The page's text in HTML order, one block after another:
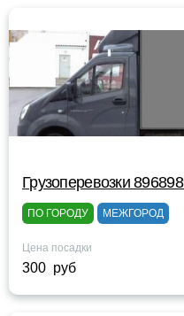
Грузоперевозки
ПО ГОРОДУ МЕЖГОРОД
Цена посадки
300 руб